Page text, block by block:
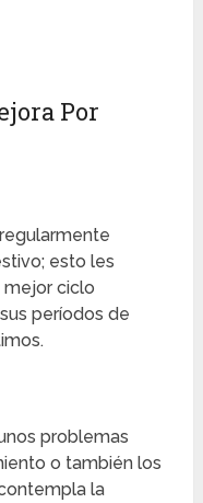
Por
esto les
mejor ciclo
períodos de
problemas
o también los
la